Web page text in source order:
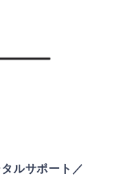
ルサポート／